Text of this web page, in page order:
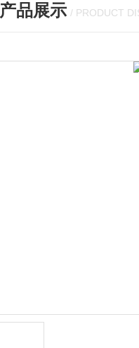
产品展示 / PRODUCT